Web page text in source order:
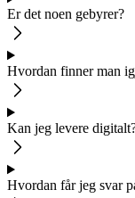
Er det noen gebyrer?
Hvordan finner man
Kan jeg levere
Hvordan får jeg svar